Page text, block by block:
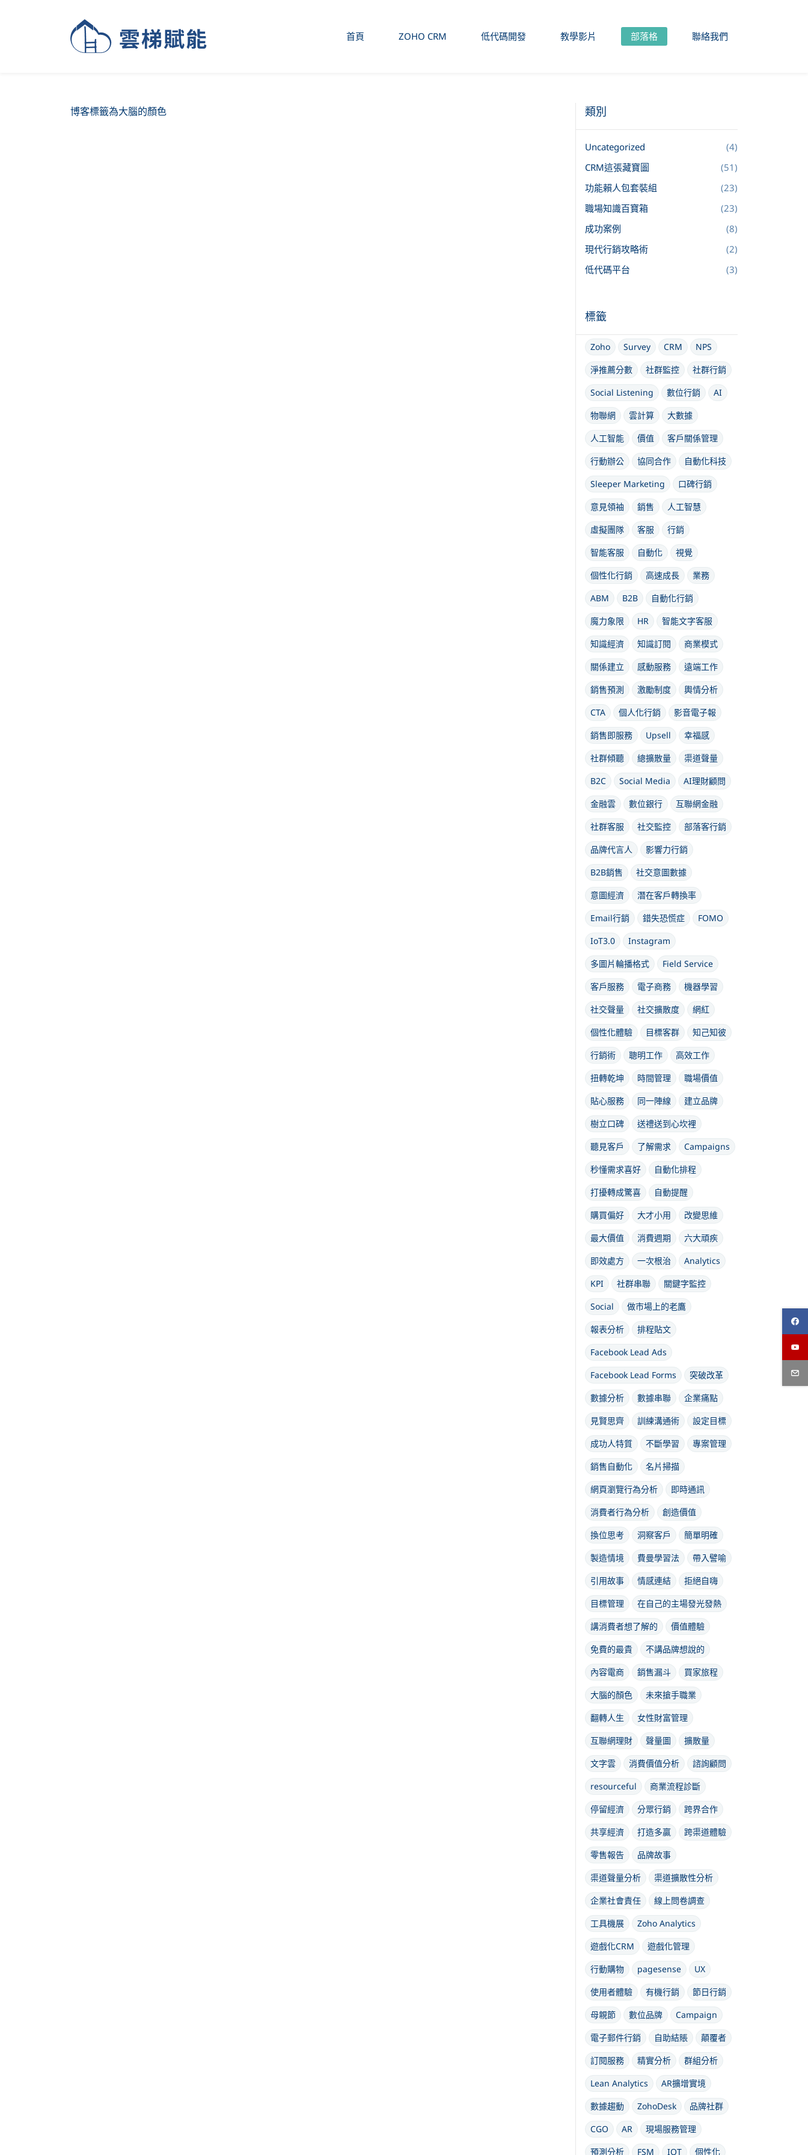
首頁 ZOHO CRM 低代碼開發 教學影片 部落格 聯絡我們
博客標籤為大腦的顏色 類別
Uncategorized
(4)
CRM這張藏寶圖
(51)
功能賴人包套裝組
(23)
職場知識百寶箱
(23)
成功案例
(8)
現代行銷攻略術
(2)
低代碼平台
(3)
標籤
Zoho Survey CRM
NPS
淨推薦分數
社群監控
社群行銷
Social Listening
數位行銷
AI
物聯網
雲計算
大數據
人工智能
價值
客戶關係管理
行動辦公
協同合作
自動化科技
Sleeper Marketing
口碑行銷
意見領袖
銷售
人工智慧
虛擬團隊
客服
行銷
智能客服
自動化
視覺
個性化行銷
高速成長
業務
ABM
B2B
自動化行銷
魔力象限
HR
智能文字客服
知識經濟
知識訂閱
商業模式
關係建立
感動服務
遠端工作
銷售預測
激勵制度
輿情分析
CTA
個人化行銷
影音電子報
銷售即服務
Upsell
幸福感
社群傾聽
總擴散量
渠道聲量
B2C
Social Media
AI理財顧問
金融雲
數位銀行
互聯網金融
社群客服
社交監控
部落客行銷
品牌代言人
影響力行銷
B2B銷售
社交意圖數據
意圖經濟
潛在客戶轉換率
Email行銷
錯失恐慌症
FOMO
IoT3.0
Instagram
多圖片輪播格式
Field Service
客戶服務
電子商務
機器學習
社交聲量
社交擴散度
網紅
個性化體驗
目標客群
知己知彼
行銷術
聰明工作
高效工作
扭轉乾坤
時間管理
職場價值
貼心服務
同一陣線
建立品牌
樹立口碑
送禮送到心坎裡
聽見客戶
了解需求
Campaigns
秒懂需求喜好
自動化排程
打擾轉成驚喜
自動提醒
購買偏好
大才小用
改變思維
最大價值
消費週期
六大頑疾
即效處方
一次根治
Analytics
KPI
社群串聯
關鍵字監控
Social
做市場上的老鷹
報表分析
排程貼文
Facebook Lead Ads
Facebook Lead Forms
突破改革
數據分析
數據串聯
企業痛點
見賢思齊
訓練溝通術
設定目標
成功人特質
不斷學習
專案管理
銷售自動化
名片掃描
網頁瀏覽行為分析
即時通訊
消費者行為分析
創造價值
換位思考
洞察客戶
簡單明確
製造情境
費曼學習法
帶入譬喻
引用故事
情感連結
拒絕自嗨
目標管理
在自己的主場發光發熱
講消費者想了解的
價值體驗
免費的最貴
不講品牌想說的
內容電商
銷售漏斗
買家旅程
大腦的顏色
未來搶手職業
翻轉人生
女性財富管理
互聯網理財
聲量圖
擴散量
文字雲
消費價值分析
諮詢顧問
resourceful
商業流程診斷
停留經濟
分眾行銷
跨界合作
共享經濟
打造多贏
跨渠道體驗
零售報告
品牌故事
渠道聲量分析
渠道擴散性分析
企業社會責任
線上問卷調查
工具機展
Zoho Analytics
遊戲化CRM
遊戲化管理
行動購物
pagesense
UX
使用者體驗
有機行銷
節日行銷
母親節
數位品牌
Campaign
電子郵件行銷
自助結賬
顛覆者
訂閱服務
精實分析
群組分析
Lean Analytics
AR擴增實境
數據趨動
ZohoDesk
品牌社群
CGO
AR
現場服務管理
預測分析
FSM IOT 個性化